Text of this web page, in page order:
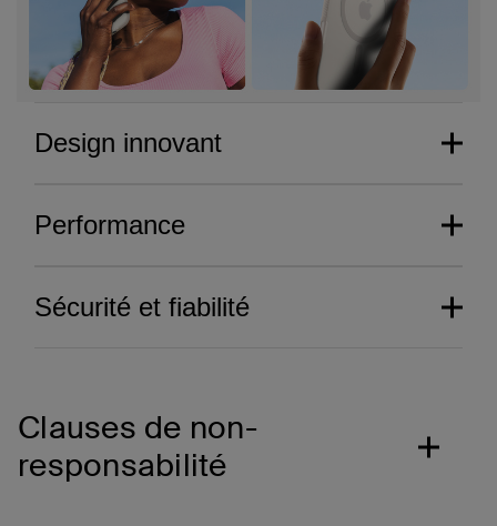
Design innovant
Performance
Sécurité et fiabilité
Clauses de non-
responsabilité